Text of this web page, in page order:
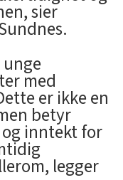
sier
med
er ikke en
betyr
inntekt for
legger